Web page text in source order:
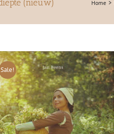
(nieuw) Home
Sale!